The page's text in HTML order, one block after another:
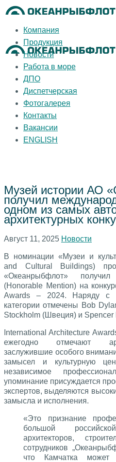
Компания
Продукция
Новости
Работа в море
ДПО
Диспетчерская
Фотогалерея
Контакты
Вакансии
ENGLISH
Музей истории АО
получил
одном из самых
архитектурных
Август 11, 2025 Новости
В номинации «Музеи и
and Cultural Buildings)
«Океанрыбфлот»
(Honorable Mention) на
Awards – 2024. Наряду с
категории отмечены Bob
Stockholm (Швеция) и
International Architecture
ежегодно отмечают
заслужившие особого
замысел и культурную
независимое
упоминание присуждается
экспертов, выделяются
замысла и исполнения.
«Это признание
большой
архитекторов,
сотрудников
что Камчатка может